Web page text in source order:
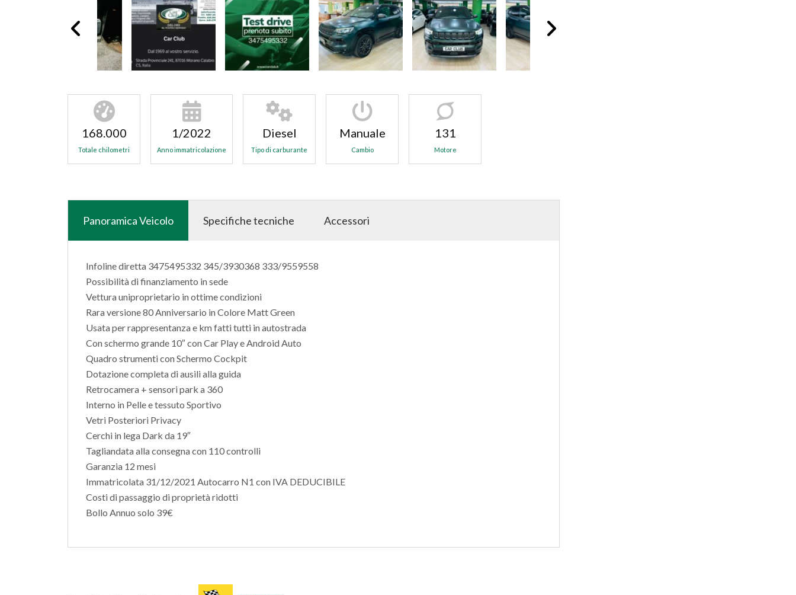
168.000
Totale chilometri
1/2022
Anno immatricolazione
Diesel
Tipo di carburante
Manuale
Cambio
131
Motore
Panoramica Veicolo Specifiche tecniche Accessori
Infoline diretta 3475495332 345/3930368 333/9559558
Possibilità di finanziamento in sede
Vettura uniproprietario in ottime condizioni
Rara versione 80 Anniversario in Colore Matt Green
Usata per rappresentanza e km fatti tutti in autostrada
Con schermo grande 10″ con Car Play e Android Auto
Quadro strumenti con Schermo Cockpit
Dotazione completa di ausili alla guida
Retrocamera + sensori park a 360
Interno in Pelle e tessuto Sportivo
Vetri Posteriori Privacy
Cerchi in lega Dark da 19″
Tagliandata alla consegna con 110 controlli
Garanzia 12 mesi
Immatricolata 31/12/2021 Autocarro N1 con IVA DEDUCIBILE
Costi di passaggio di proprietà ridotti
Bollo Annuo solo 39€